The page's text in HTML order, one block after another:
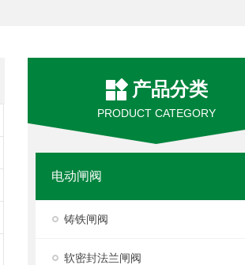
产品分类
PRODUCT CATEGORY
电动闸阀
铸铁闸阀
软密封法兰闸阀